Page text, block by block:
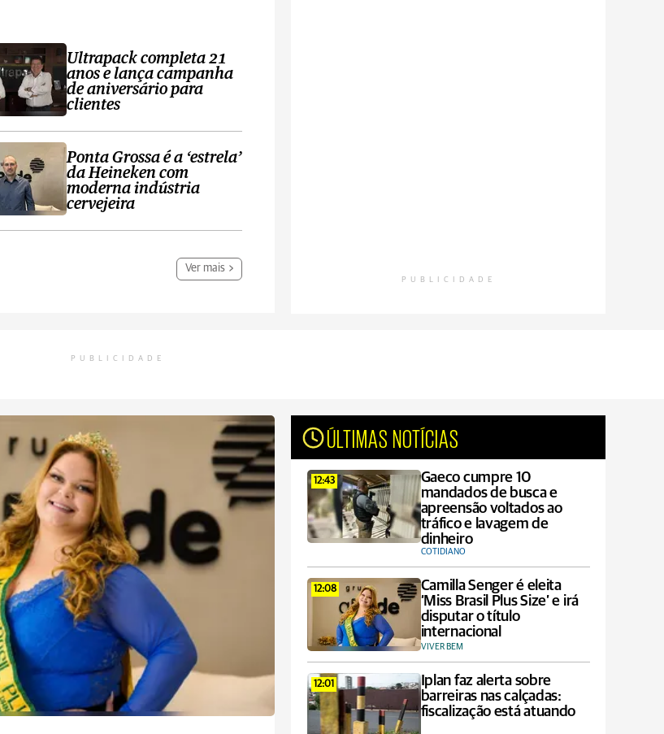
Ultrapack completa 21
anos e lança campanha
de aniversário para
clientes
Ponta Grossa é a ‘estrela’
da Heineken com
moderna indústria
cervejeira
Ver mais
PUBLICIDADE
PUBLICIDADE
ÚLTIMAS NOTÍCIAS
12:43
Gaeco cumpre 10
mandados de busca e
apreensão voltados ao
tráfico e lavagem de
dinheiro
COTIDIANO
12:08
Camilla Senger é eleita
‘Miss Brasil Plus Size’ e irá
disputar o título
internacional
VIVER BEM
12:01
Iplan faz alerta sobre
barreiras nas calçadas:
fiscalização está atuando